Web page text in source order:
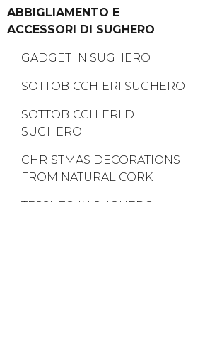
ABBIGLIAMENTO E
ACCESSORI DI SUGHERO
GADGET IN SUGHERO
SOTTOBICCHIERI SUGHERO
SOTTOBICCHIERI DI
SUGHERO
CHRISTMAS DECORATIONS
FROM NATURAL CORK
TESSUTO IN SUGHERO